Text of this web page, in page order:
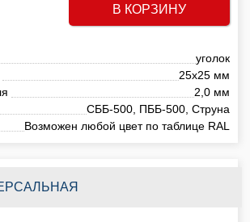
В КОРЗИНУ
уголок
25х25 мм
2,0 мм
СББ-500, ПББ-500, Струна
Возможен любой цвет по таблице RAL